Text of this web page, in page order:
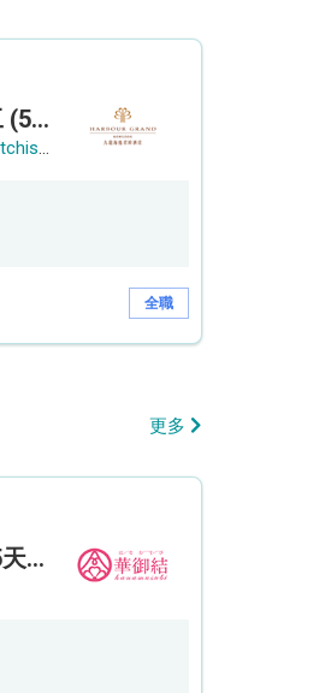
Technician 電器技工 (5-Day Work Week)
Harbour Grand Kowloon(Hutchison Hotel Hong Kong Limited)
全職
更多
華御結早班倉務員 (5天工作週)